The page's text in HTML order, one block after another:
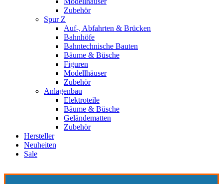
Zubehör
Spur Z
Auf-, Abfahrten & Brücken
Bahnhöfe
Bahntechnische Bauten
Bäume & Büsche
Figuren
Modellhäuser
Zubehör
Anlagenbau
Elektroteile
Bäume & Büsche
Geländematten
Zubehör
Hersteller
Neuheiten
Sale